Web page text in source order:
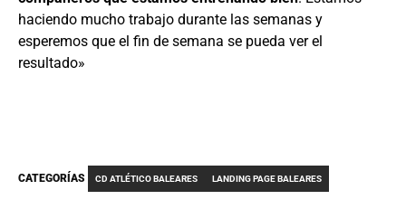
haciendo mucho trabajo durante las semanas y
esperemos que el fin de semana se pueda ver el
resultado»
CATEGORÍAS CD ATLÉTICO BALEARES LANDING PAGE BALEARES